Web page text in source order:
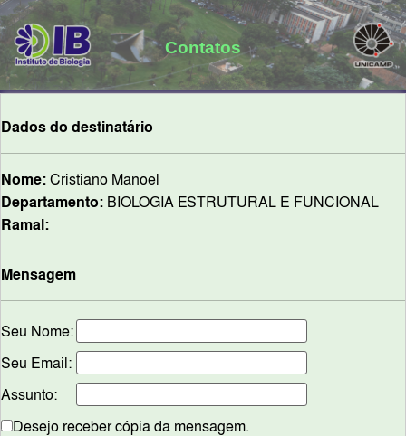
Contatos
Dados do destinatário
Nome:Cristiano Manoel
Departamento: BIOLOGIA ESTRUTURAL E FUNCIONAL
Ramal:
Mensagem
Seu Nome:
Seu Email:
Assunto:
Desejo receber cópia da mensagem.